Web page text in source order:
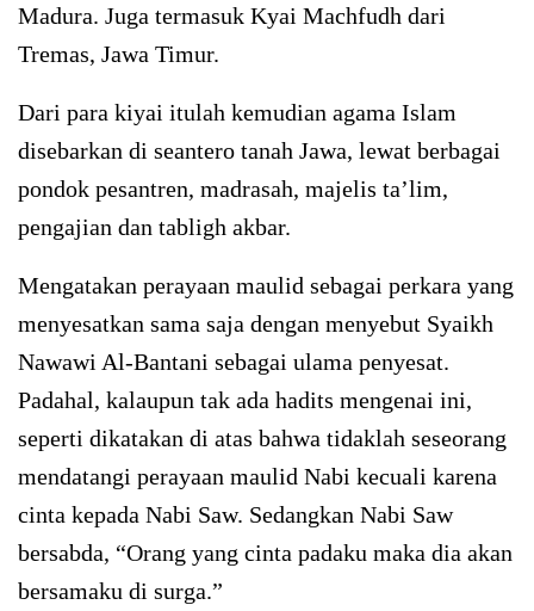
Madura. Juga termasuk Kyai Machfudh dari
Tremas, Jawa Timur.
Dari para kiyai itulah kemudian agama Islam
disebarkan di seantero tanah Jawa, lewat berbagai
pondok pesantren, madrasah, majelis ta’lim,
pengajian dan tabligh akbar.
Mengatakan perayaan maulid sebagai perkara yang
menyesatkan sama saja dengan menyebut Syaikh
Nawawi Al-Bantani sebagai ulama penyesat.
Padahal, kalaupun tak ada hadits mengenai ini,
seperti dikatakan di atas bahwa tidaklah seseorang
mendatangi perayaan maulid Nabi kecuali karena
cinta kepada Nabi Saw. Sedangkan Nabi Saw
bersabda, “Orang yang cinta padaku maka dia akan
bersamaku di surga.”